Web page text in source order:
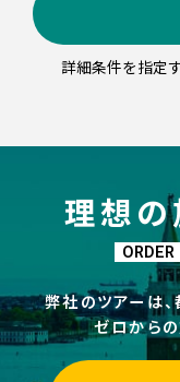
詳細条件を指定
理想の
ORDER
弊社のツアーは
ゼロから